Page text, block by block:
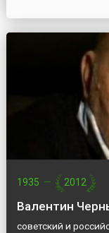
1935 — 2012
Валентин
советский и